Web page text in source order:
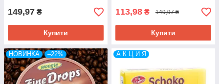
149,97 ₴
Купити
113,98 ₴ 149,97 ₴
Купити
НОВИНКА –22% А К Ц И Я